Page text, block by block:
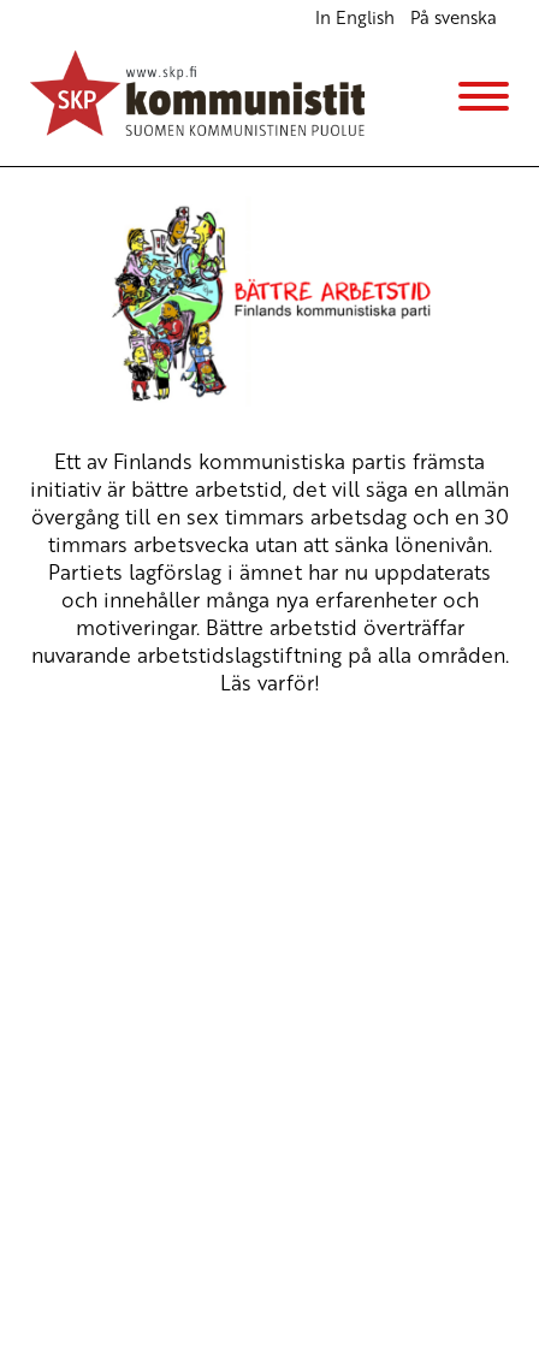
In English På svenska
FKP:s initiativ är bättre arbetstid – mer välfärd
och flera arbetsplatser
Svenska
27.6.2024 - 9:56
SKP
Ett av Finlands kommunistiska partis främsta
initiativ är bättre arbetstid, det vill säga en allmän
övergång till en sex timmars arbetsdag och en 30
timmars arbetsvecka utan att sänka lönenivån.
Partiets lagförslag i ämnet har nu uppdaterats
och innehåller många nya erfarenheter och
motiveringar. Bättre arbetstid överträffar
nuvarande arbetstidslagstiftning på alla områden.
Läs varför!